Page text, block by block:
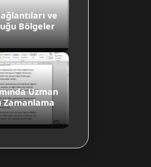
ve
Bölgeler
Uzman
Zamanlama